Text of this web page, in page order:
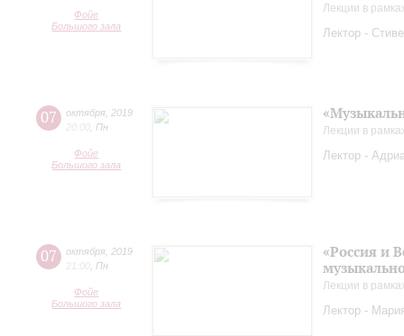
Фойе
Большого зала
Лекции в
Лектор -
07 октября 2019
20:00 Пн
Фойе
Большого зала
Лекции в
Лектор -
07 октября 2019
21:00 Пн
Фойе
Большого зала
«Россия и
Лекции в
Лектор -